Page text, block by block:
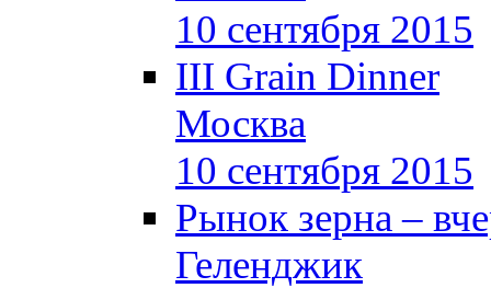
10 сентября 2015
III Grain Dinner
Москва
10 сентября 2015
Рынок зерна –
Геленджик